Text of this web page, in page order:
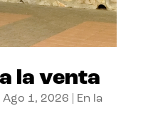
la venta
Ago 1, 2026
En la